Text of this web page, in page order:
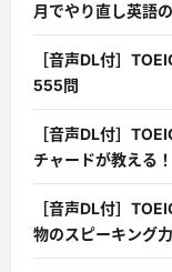
月でやり直し英語
［音声DL付］
555問
［音声DL付］
チャードが教える！
［音声DL付］
物のスピーキング